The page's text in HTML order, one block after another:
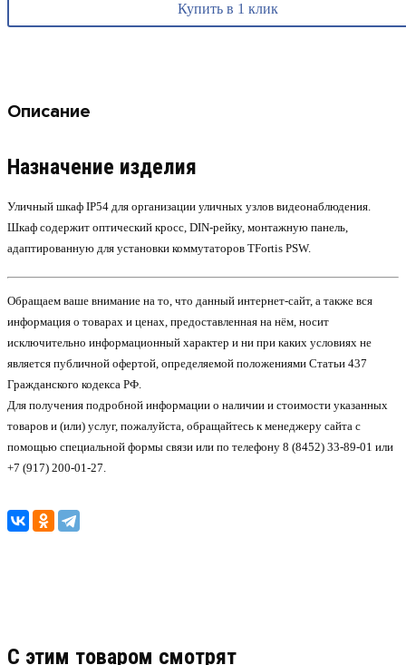
Купить в 1 клик
Описание
Назначение изделия
Уличный шкаф IP54 для организации уличных узлов видеонаблюдения.
Шкаф содержит оптический кросс, DIN-рейку, монтажную панель,
адаптированную для установки коммутаторов TFortis PSW.
Обращаем ваше внимание на то, что данный интернет-сайт, а также вся
информация о товарах и ценах, предоставленная на нём, носит
исключительно информационный характер и ни при каких условиях не
является публичной офертой, определяемой положениями Статьи 437
Гражданского кодекса РФ.
Для получения подробной информации о наличии и стоимости указанных
товаров и (или) услуг, пожалуйста, обращайтесь к менеджеру сайта с
помощью специальной формы связи или по телефону 8 (8452) 33-89-01 или
+7 (917) 200-01-27.
C этим товаром смотрят